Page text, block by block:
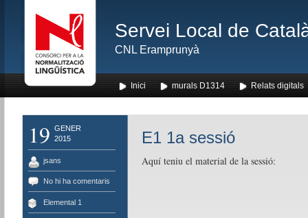
Servei Local de
CNL Eramprunyà
Inici murals D1314 Relats digitals
19 GENER
2015
jsans
No hi ha comentaris
Elemental 1
E1 1a sessió
Aquí teniu el material de la sessió: